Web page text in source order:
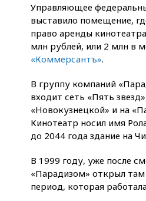
Управляющее
выставило помещение,
право аренды
млн рублей, или 2 млн в
«Коммерсантъ».
В группу компаний
входит сеть «Пять
«Новокузнецкой» и на
Кинотеатр носил имя
до 2044 года здание на
В 1999 году, уже после
«Парадизом» открыл
период, которая